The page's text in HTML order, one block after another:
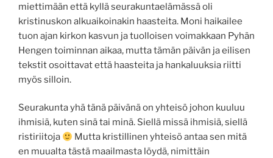
miettimään että kyllä seurakuntaelämässä oli
kristinuskon alkuaikoinakin haasteita. Moni haikailee
tuon ajan kirkon kasvun ja tuolloisen voimakkaan Pyhän
Hengen toiminnan aikaa, mutta tämän päivän ja eilisen
tekstit osoittavat että haasteita ja hankaluuksia riitti
myös silloin.
Seurakunta yhä tänä päivänä on yhteisö johon kuuluu
ihmisiä, kuten sinä tai minä. Siellä missä ihmisiä, siellä
ristiriitoja
Mutta kristillinen yhteisö antaa sen mitä
en muualta tästä maailmasta löydä, nimittäin